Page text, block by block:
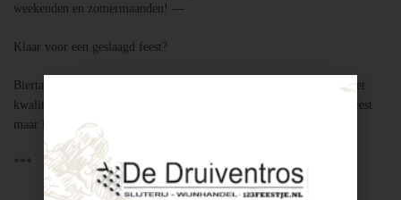
weekenden en zomermaanden! —
Klaar voor een geslaagd feest?
Biertap huren locatie Breda – snel geregeld via Druiventros.com, met
kwaliteit en service van Slijterij Breda “de Druiventros”. Laat het feest
maar komen!
***